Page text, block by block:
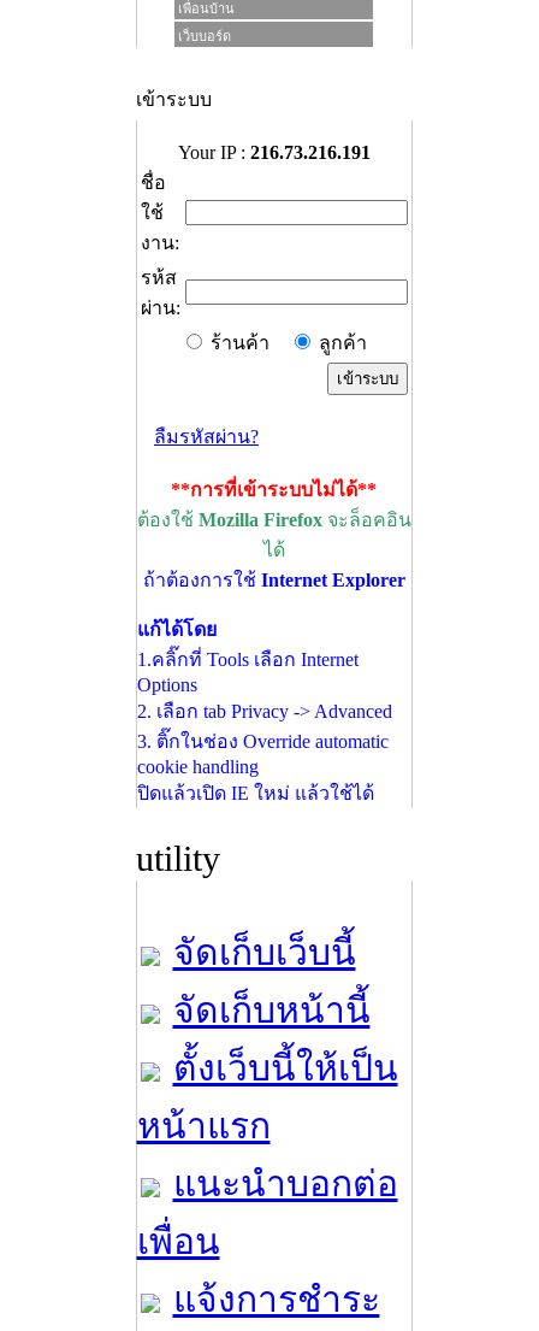
เพื่อนบ้าน
เว็บบอร์ด
เข้าระบบ
Your IP : 216.73.216.191
ชื่อ
ใช้
งาน:
รห้ส
ผ่าน:
ร้านค้า
ลูกค้า
ลืมรหัสผ่าน?
**การที่เข้าระบบไม่ได้**
ต้องใช้ Mozilla Firefoxจะล็อคอิน
ได้
ถ้าต้องการใช้ Internet Explorer
แก้ได้โดย
1.คลิ๊กที่ Tools เลือก Internet
Options
2. เลือก tab Privacy -> Advanced
3. ติ๊กในช่อง Override automatic
cookie handling
ปิดแล้วเปิด IE ใหม่ แล้วใช้ได้
utility
จัดเก็บเว็บนี้
จัดเก็บหน้านี้
ตั้งเว็บนี้ให้เป็น
หน้าแรก
แนะนำบอกต่อ
เพื่อน
แจ้งการชำระ